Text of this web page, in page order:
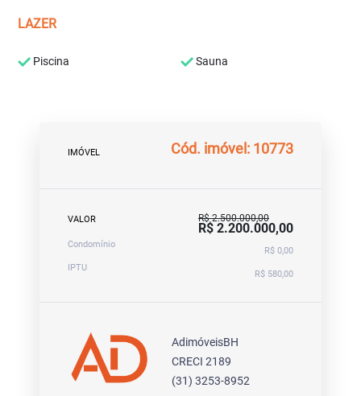
LAZER
Piscina Sauna
IMÓVEL Cód. imóvel: 10773
VALOR R$ 2.500.000,00
R$ 2.200.000,00
Condomínio
R$ 0,00
IPTU
R$ 580,00
AdimóveisBH
CRECI 2189
(31) 3253-8952